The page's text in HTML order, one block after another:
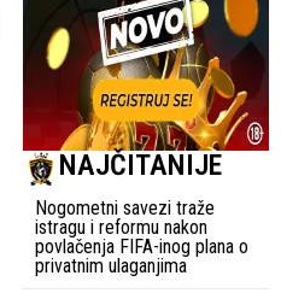
NAJČITANIJE
Nogometni savezi traže
istragu i reformu nakon
povlačenja FIFA-inog plana o
privatnim ulaganjima